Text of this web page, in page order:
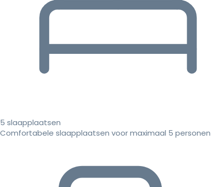
5 slaapplaatsen
Comfortabele slaapplaatsen voor maximaal 5 personen